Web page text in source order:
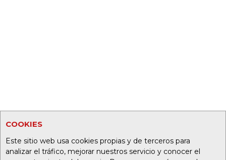
COOKIES
Este sitio web usa cookies propias y de terceros para
analizar el tráfico, mejorar nuestros servicio y conocer el